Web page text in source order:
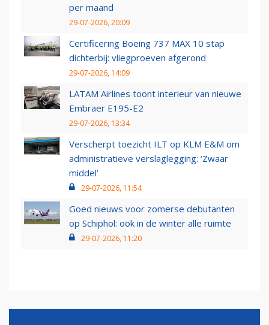
per maand
29-07-2026, 20:09
Certificering Boeing 737 MAX 10 stap
dichterbij: vliegproeven afgerond
29-07-2026, 14:09
LATAM Airlines toont interieur van nieuwe
Embraer E195-E2
29-07-2026, 13:34
Verscherpt toezicht ILT op KLM E&M om
administratieve verslaglegging: ‘Zwaar
middel’
29-07-2026, 11:54
Goed nieuws voor zomerse debutanten
op Schiphol: ook in de winter alle ruimte
29-07-2026, 11:20